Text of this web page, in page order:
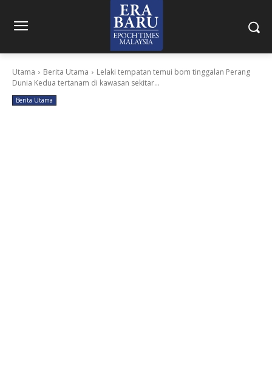
Utama Berita Utama
Lelaki tempatan temui bom tinggalan Perang
Dunia Kedua tertanam di kawasan sekitar...
Berita Utama